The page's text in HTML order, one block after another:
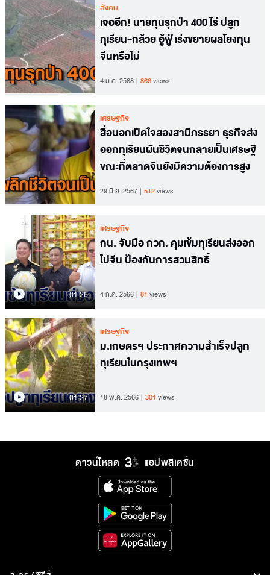
สังคม
เจออีก! นายทุนรุกป่า 400 ไร่ ปลูก
ทุเรียน-กล้วย อู้ฟู่ เร่งขยายผลโยงทุน
จีนหรือไม่
4 มี.ค. 2568 866views
เศรษฐกิจ
สื่อนอกเปิดใจสองสามีภรรยา ธุรกิจส่ง
ออกทุเรียนผันชีวิตจนกลายเป็นเศรษฐี
ขณะที่ตลาดจีนยังมีความต้องการสูง
29 มิ.ย. 2567 512views
01.26
เศรษฐกิจ
กน. จับมือ กวก. คุมเข้มทุเรียนส่งออก
ไปจีน ป้องกันการสวมสิทธิ์
4 ก.ค. 2566 81 views
01.27
เศรษฐกิจ
ม.เกษตรฯ ประกาศความสำเร็จปลูก
ทุเรียนในกรุงเทพฯ
18 พ.ค. 2566 301 views
ดาวน์โหลด แอปพลิเคชั่น